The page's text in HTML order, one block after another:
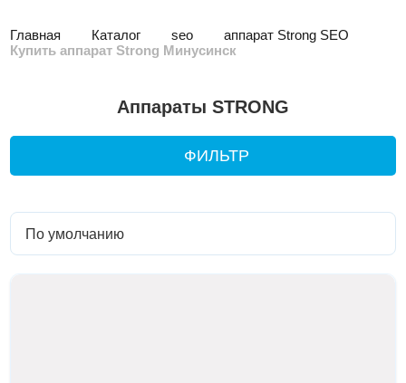
Главная Каталог seo
аппарат Strong SEO
Купить аппарат Strong Минусинск
Аппараты STRONG
ФИЛЬТР